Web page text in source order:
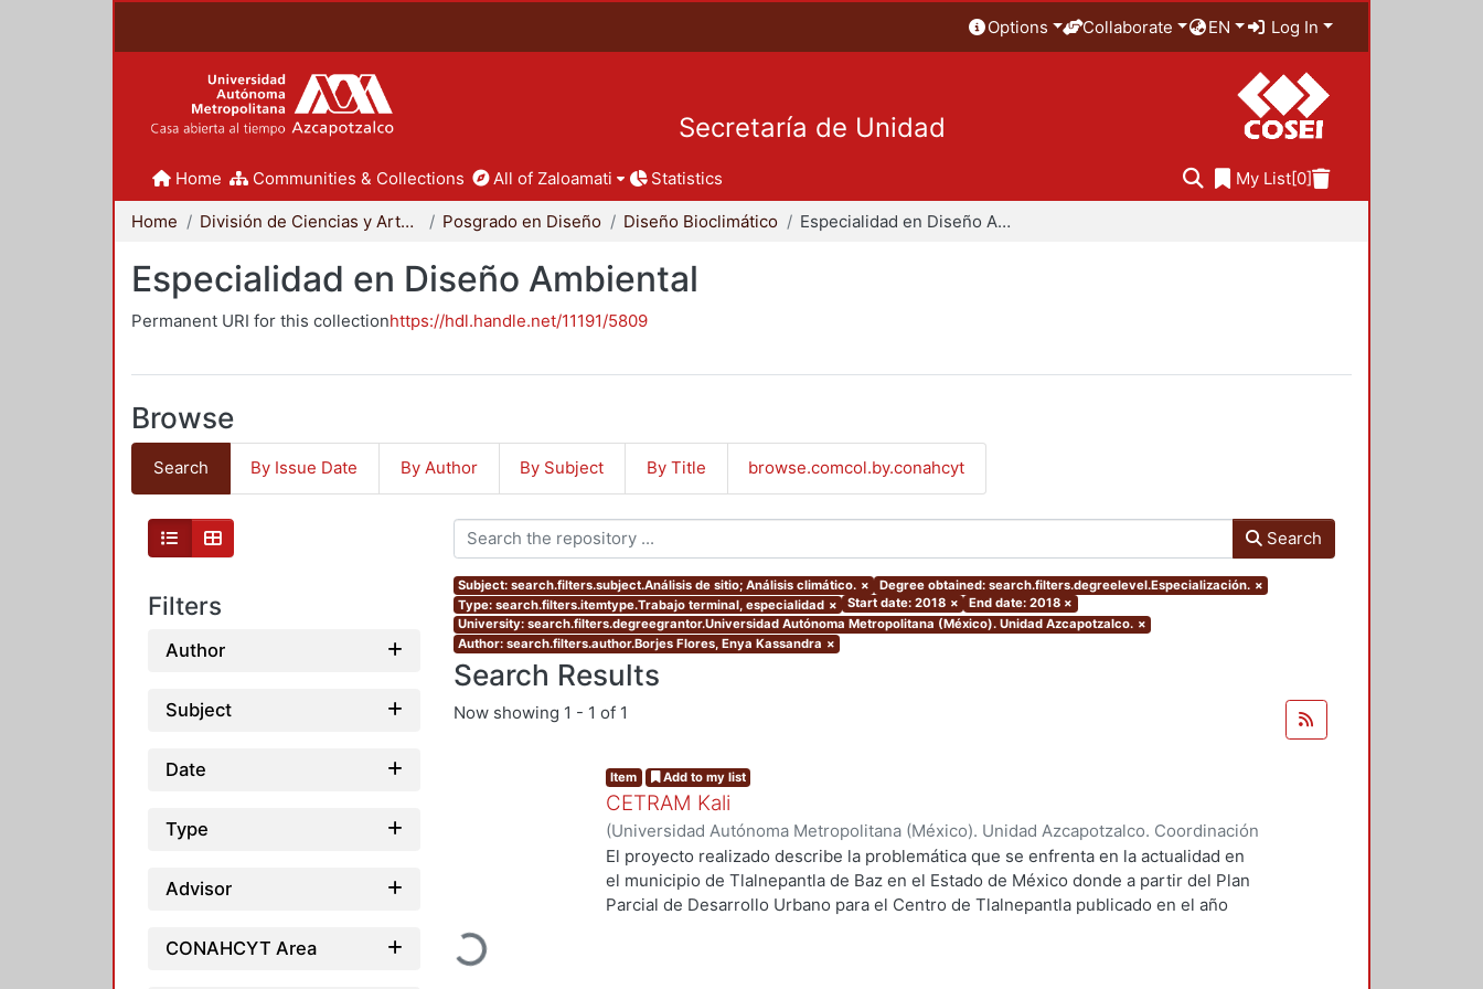
Options Collaborate EN Log In
Secretaría de Unidad
Home Communities & Collections All of Zaloamati Statistics My List[0]
Home División de Ciencias y Artes para el Diseño Posgrado en Diseño Diseño Bioclimático Especialidad en Diseño Ambiental
Especialidad en Diseño Ambiental
Permanent URI for this collectionhttps://hdl.handle.net/11191/5809
Browse
Search By Issue Date By Author By Subject By Title browse.comcol.by.conahcyt
Filters
Author
Subject
Date
Type
Advisor
CONAHCYT Area
Search
Subject: search.filters.subject.Análisis de sitio; Análisis climático. × Degree obtained: search.filters.degreelevel.Especialización. ×
Type: search.filters.itemtype.Trabajo terminal, especialidad × Start date: 2018 × End date: 2018 ×
University: search.filters.degreegrantor.Universidad Autónoma Metropolitana (México). Unidad Azcapotzalco. ×
Author: search.filters.author.Borjes Flores, Enya Kassandra ×
Search Results
Now showing 1 - 1 of 1
Loading...
Item Add to my list
CETRAM Kali
(Universidad Autónoma Metropolitana (México). Unidad Azcapotzalco. Coordinación
de Servicios de Información.,2018-09)Borjes Flores, Enya Kassandra;Díaz
Domínguez, Luis Enrique
El proyecto realizado describe la problemática que se enfrenta en la actualidad en
el municipio de Tlalnepantla de Baz en el Estado de México donde a partir del Plan
Parcial de Desarrollo Urbano para el Centro de Tlalnepantla publicado en el año